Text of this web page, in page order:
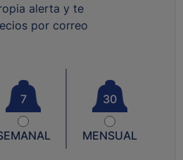
alerta y te
por correo
7 30
MENSUAL